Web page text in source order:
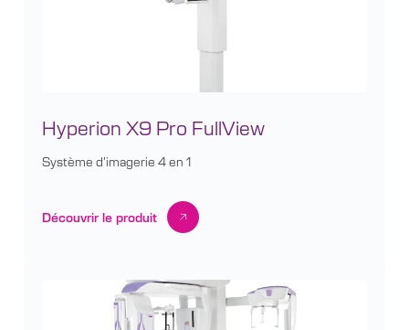
Hyperion X9 Pro FullView
Système d’imagerie 4 en 1
Découvrir le produit